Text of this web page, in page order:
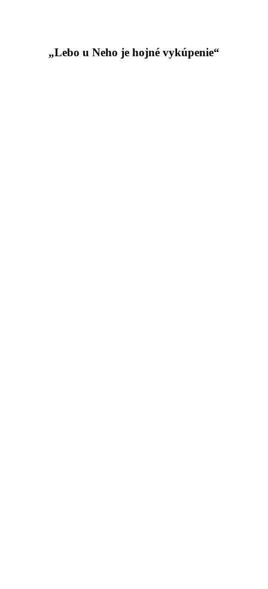
„Lebo u Neho je hojné vykúpenie“